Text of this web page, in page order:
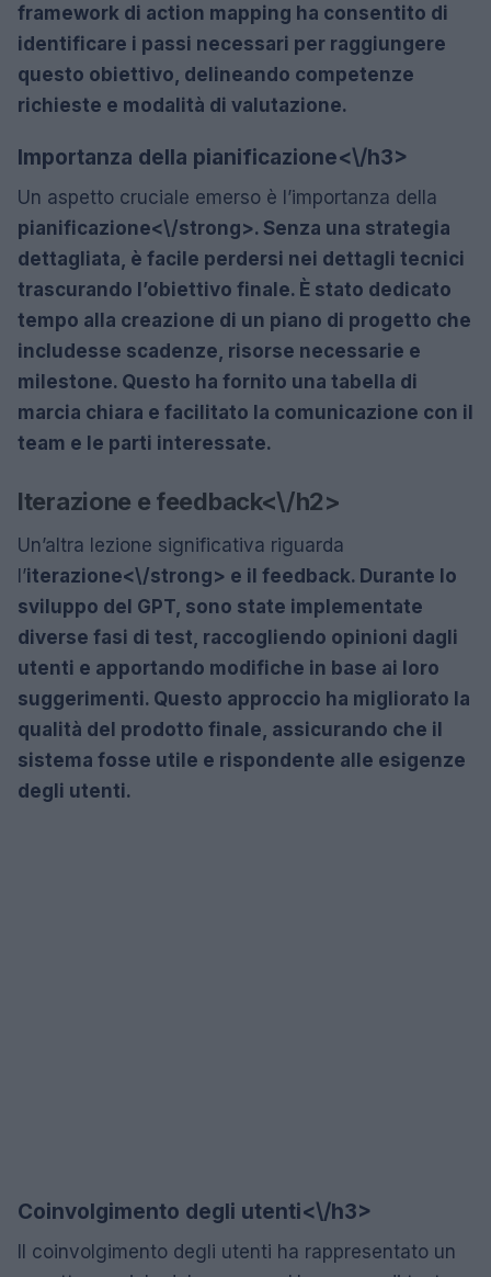
framework di action mapping ha consentito di
identificare i passi necessari per raggiungere
questo obiettivo, delineando competenze
richieste e modalità di valutazione.
Importanza della pianificazione<\/h3>
Un aspetto cruciale emerso è l’importanza della
pianificazione<\/strong>. Senza una strategia
dettagliata, è facile perdersi nei dettagli tecnici
trascurando l’obiettivo finale. È stato dedicato
tempo alla creazione di un piano di progetto che
includesse scadenze, risorse necessarie e
milestone. Questo ha fornito una tabella di
marcia chiara e facilitato la comunicazione con il
team e le parti interessate.
Iterazione e feedback<\/h2>
Un’altra lezione significativa riguarda
l’iterazione<\/strong> e il feedback. Durante lo
sviluppo del GPT, sono state implementate
diverse fasi di test, raccogliendo opinioni dagli
utenti e apportando modifiche in base ai loro
suggerimenti. Questo approccio ha migliorato la
qualità del prodotto finale, assicurando che il
sistema fosse utile e rispondente alle esigenze
degli utenti.
Coinvolgimento degli utenti<\/h3>
Il coinvolgimento degli utenti ha rappresentato un